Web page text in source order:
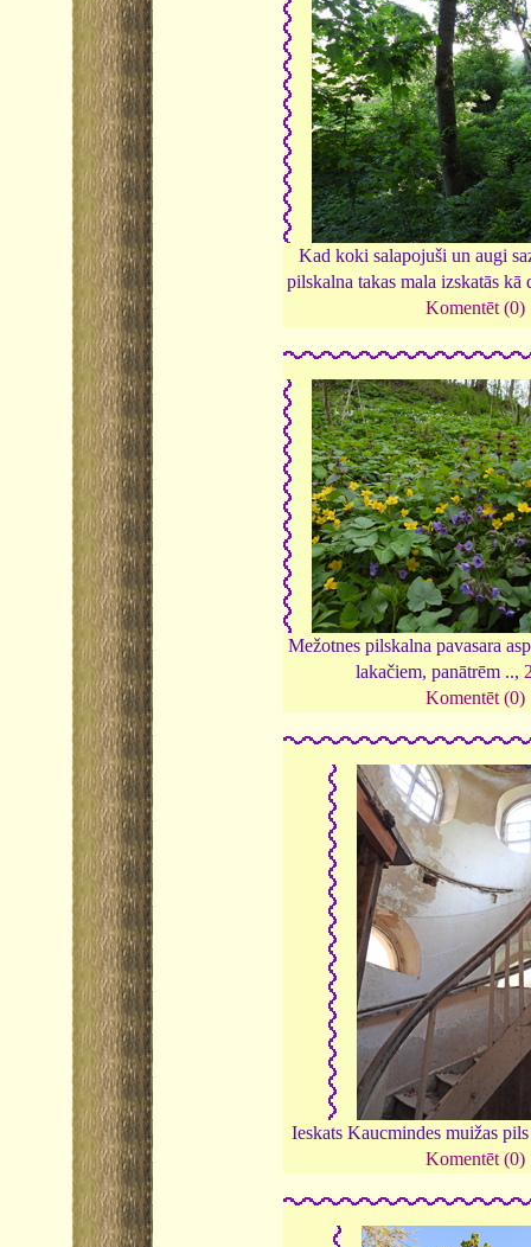
Kad koki salapojuši un augi
pilskalna takas mala izskatās
Komentēt (0)
Mežotnes pilskalna pavasara
lakačiem, panātrēm ..,
Komentēt (0)
Ieskats Kaucmindes muižas
Komentēt (0)